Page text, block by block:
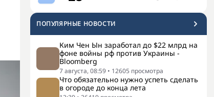
ПОПУЛЯРНЫЕ НОВОСТИ
Ким Чен Ын заработал до $22 млрд на
фоне войны рф против Украины -
Bloomberg
7 августа, 08:59 • 12605 просмотра
Что обязательно нужно успеть сделать
в огороде до конца лета